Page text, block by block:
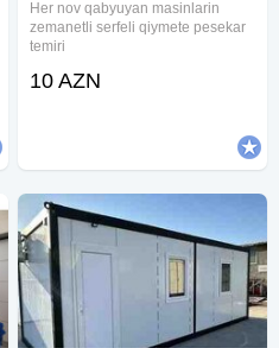
Her nov qabyuyan masinlarin
zemanetli serfeli qiymete pesekar
temiri
10 AZN